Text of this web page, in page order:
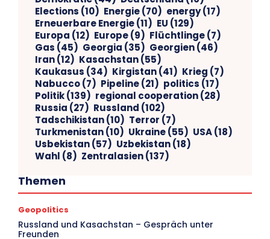
Elections (10) Energie(70) energy(17)
Erneuerbare Energie(11) EU (129)
Europa (12) Europe(9) Flüchtlinge(7)
Gas (45) Georgia (35) Georgien(46)
Iran(12) Kasachstan(55)
Kaukasus (34) Kirgistan(41) Krieg (7)
Nabucco(7) Pipeline(21) politics (17)
Politik(139) regional cooperation(28)
Russia (27) Russland (102)
Tadschikistan(10) Terror (7)
Turkmenistan(10) Ukraine(55) USA(18)
Usbekistan(57) Uzbekistan(18)
Wahl (8) Zentralasien(137)
Themen
Geopolitics
Russland und Kasachstan – Gespräch unter
Freunden